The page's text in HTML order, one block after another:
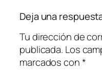
Deja una
Tu dirección de
publicada. Los
marcados con*